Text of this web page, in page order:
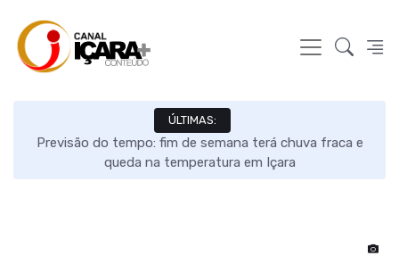
ÚLTIMAS:
Previsão do tempo: fim de semana terá chuva fraca e
queda na temperatura em Içara